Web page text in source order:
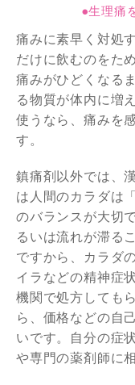
●生理痛
痛みに素早く対処
だけに飲むのをた
痛みがひどくなる
る物質が体内に増
使うなら、痛みを
す。
鎮痛剤以外では、
は人間のカラダは
のバランスが大切
るいは流れが滞る
ですから、カラダ
イラなどの精神症
機関で処方しても
ら、価格などの自
いです。自分の症
や専門の薬剤師に